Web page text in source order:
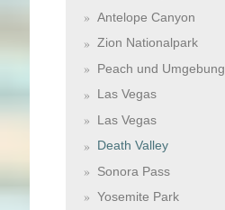
Antelope Canyon
Zion Nationalpark
Peach und Umgebung
Las Vegas
Las Vegas
Death Valley
Sonora Pass
Yosemite Park